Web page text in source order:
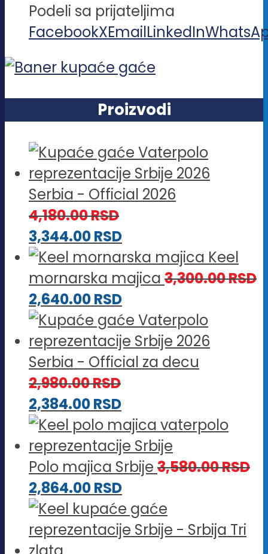
Podeli sa prijateljima
FacebookXEmailLinkedIn
Proizvodi
Serbia - Official 2026
4,180.00RSD
3,344.00RSD
Keel
mornarska majica 3,300.00RSD
2,640.00RSD
Serbia - Official za decu
2,980.00RSD
2,384.00RSD
Polo majica Srbije 3,580.00RSD
2,864.00RSD